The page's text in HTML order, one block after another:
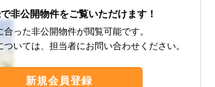
非公開物件をご覧いただけます！
った非公開物件が閲覧可能です。
いては、担当者にお問い合わせください。
新規会員登録